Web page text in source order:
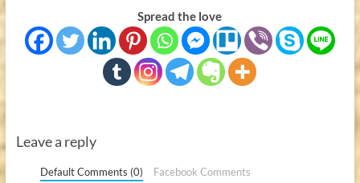
Spread the love
Leave a reply
Default Comments (0) Facebook Comments